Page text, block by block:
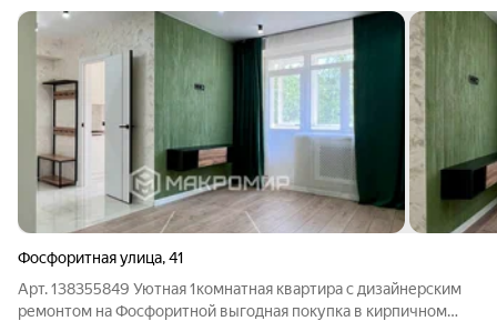
Фосфоритная улица,41
Арт. 138355849 Уютная 1комнатная квартира с дизайнерским
ремонтом на Фосфоритной выгодная покупка в кирпичном